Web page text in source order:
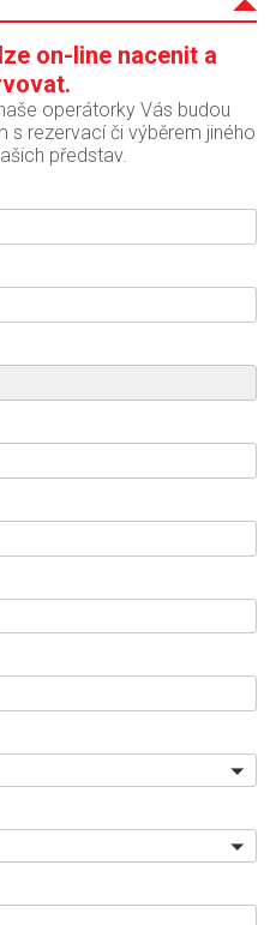
on-line nacenit a
operátorky Vás budou
rezervací či výběrem jiného
představ.